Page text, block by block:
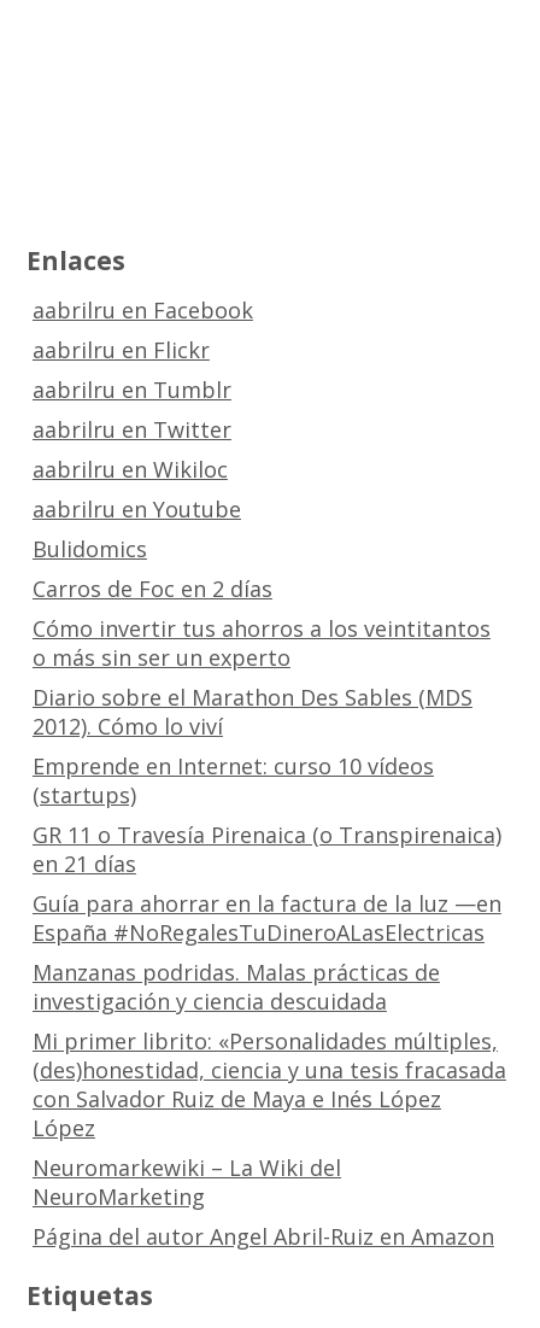
Enlaces
aabrilru en Facebook
aabrilru en Flickr
aabrilru en Tumblr
aabrilru en Twitter
aabrilru en Wikiloc
aabrilru en Youtube
Bulidomics
Carros de Foc en 2 días
Cómo invertir tus ahorros a los veintitantos
o más sin ser un experto
Diario sobre el Marathon Des Sables (MDS
2012). Cómo lo viví
Emprende en Internet: curso 10 vídeos
(startups)
GR 11 o Travesía Pirenaica (o Transpirenaica)
en 21 días
Guía para ahorrar en la factura de la luz —en
España #NoRegalesTuDineroALasElectricas
Manzanas podridas. Malas prácticas de
investigación y ciencia descuidada
Mi primer librito: «Personalidades múltiples,
(des)honestidad, ciencia y una tesis fracasada
con Salvador Ruiz de Maya e Inés López
López
Neuromarkewiki – La Wiki del
NeuroMarketing
Página del autor Angel Abril-Ruiz en Amazon
Etiquetas